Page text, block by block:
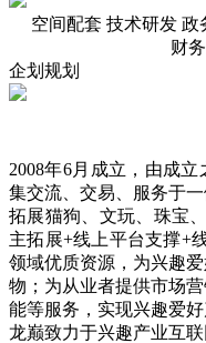
空间配套 技术研发 政
财
企划规划
2008年6月成立，由成
集交流、交易、服务于
拓展猫狗、文玩、珠宝
主拓展+线上平台支撑+
领域优质资源，为兴趣
物；为从业者提供市场
能等服务，实现兴趣爱
龙巅致力于兴趣产业互